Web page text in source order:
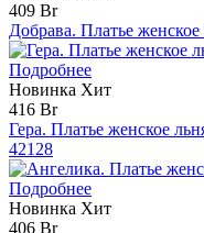
409 Br
Добрава. Платье
Подробнее
Новинка Хит
416 Br
Гера. Платье женское
42128
Подробнее
Новинка Хит
406 Br